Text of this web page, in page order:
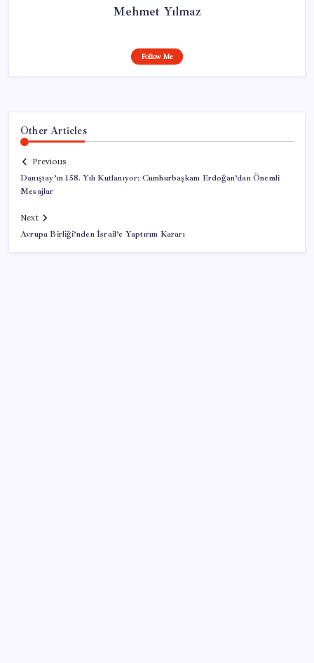
Mehmet Yılmaz
Follow Me
Other Articles
Previous
Danıştay’ın 158. Yılı Kutlanıyor: Cumhurbaşkanı Erdoğan’dan Önemli
Mesajlar
Next
Avrupa Birliği’nden İsrail’e Yaptırım Kararı